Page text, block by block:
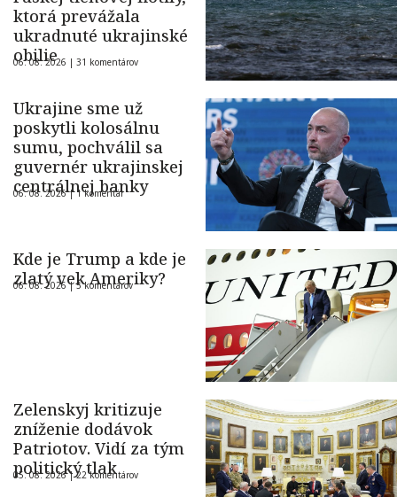
ktorá prevážala
ukradnuté ukrajinské
obilie
06. 08. 2026 | 31 komentárov
Ukrajine sme už
poskytli kolosálnu
sumu, pochválil sa
guvernér ukrajinskej
centrálnej banky
06. 08. 2026 |1 komentár
Kde je Trump a kde je
zlatý vek Ameriky?
06. 08. 2026 |5 komentárov
Zelenskyj kritizuje
zníženie dodávok
Patriotov. Vidí za tým
politický tlak
05. 08. 2026 |22 komentárov